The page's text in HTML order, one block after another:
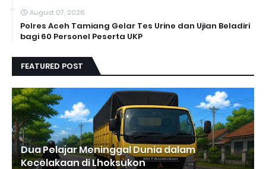
August 07, 2026
Polres Aceh Tamiang Gelar Tes Urine dan Ujian Beladiri
bagi 60 Personel Peserta UKP
FEATURED POST
Dua Pelajar Meninggal Dunia dalam
Kecelakaan di Lhoksukon